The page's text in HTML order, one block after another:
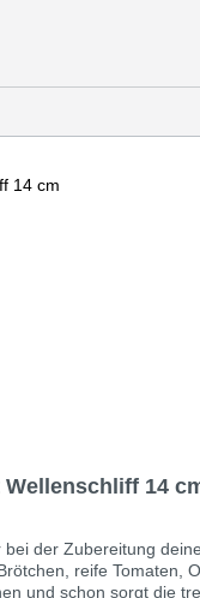
14
der Zubereitung
reife Tomaten,
und schon sorgt die